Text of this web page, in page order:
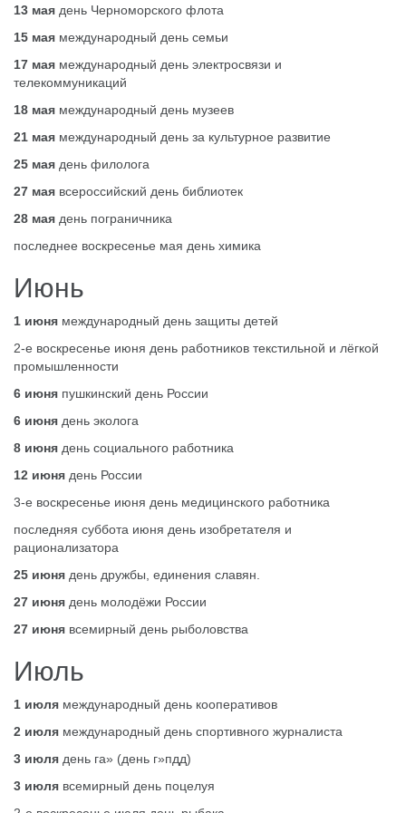
13 мая день Черноморского флота
15 мая международный день семьи
17 мая международный день электросвязи и
телекоммуникаций
18 мая международный день музеев
21 мая международный день за культурное развитие
25 мая день филолога
27 мая всероссийский день библиотек
28 мая день пограничника
последнее воскресенье мая день химика
Июнь
1 июня международный день защиты детей
2-е воскресенье июня день работников текстильной и лёгкой
промышленности
6 июня пушкинский день России
6 июня день эколога
8 июня день социального работника
12 июня день России
3-е воскресенье июня день медицинского работника
последняя суббота июня день изобретателя и
рационализатора
25 июня день дружбы, единения славян.
27 июня день молодёжи России
27 июня всемирный день рыболовства
Июль
1 июля международный день кооперативов
2 июля международный день спортивного журналиста
3 июля день га» (день г»пдд)
3 июля всемирный день поцелуя